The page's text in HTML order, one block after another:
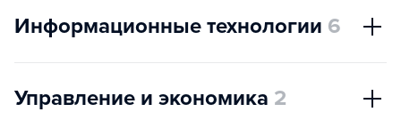
Информационные технологии 6
Управление и экономика 2